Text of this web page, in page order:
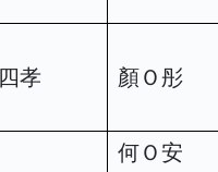
四孝 顏Ｏ彤
何Ｏ安